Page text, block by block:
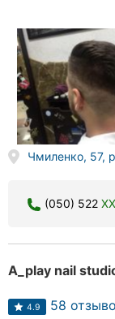
Чмиленко, 57,
(050) 522
A_play nail
4.9 58